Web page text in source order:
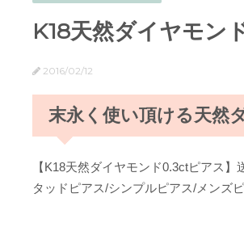
K18天然ダイヤモン
2016/02/12
末永く使い頂ける天然
【K18天然ダイヤモンド0.3ctピアス
タッドピアス/シンプルピアス/メンズ